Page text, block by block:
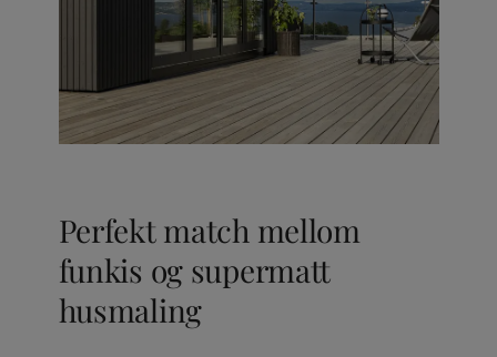
Perfekt match mellom
funkis og supermatt
husmaling